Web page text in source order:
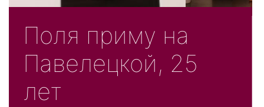
Поля приму на
Павелецкой, 25
лет